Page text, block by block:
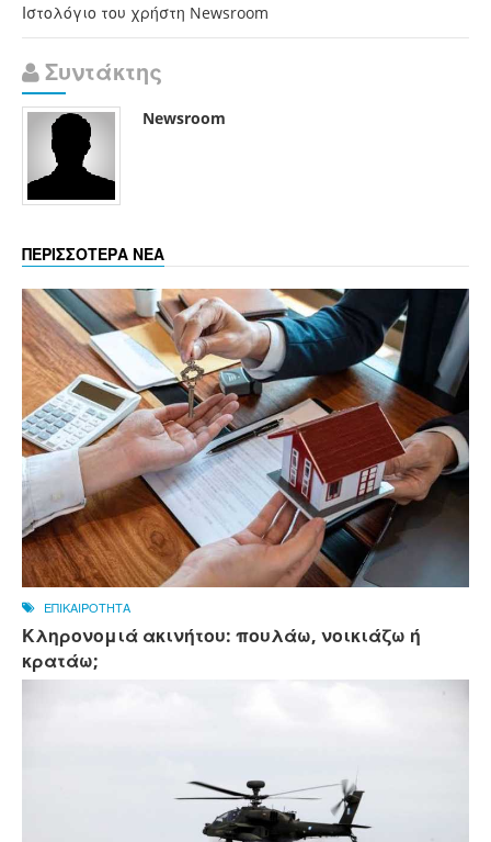
Ιστολόγιο του χρήστη Newsroom
Συντάκτης
Newsroom
ΠΕΡΙΣΣΟΤΕΡΑ ΝΕΑ
ΕΠΙΚΑΙΡΟΤΗΤΑ
Κληρονομιά ακινήτου: πουλάω, νοικιάζω ή
κρατάω;